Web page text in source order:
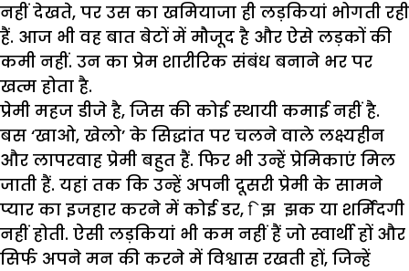
नहीं देखते, पर उस का खमियाजा ही लड़कियां भोगती रही
हैं. आज भी वह बात बेटों में मौजूद है और ऐसे लड़कों की
कमी नहीं. उन का प्रेम शारीरिक संबंध बनाने भर पर
खत्म होता है.
प्रेमी महज डीजे है, जिस की कोई स्थायी कमाई नहीं है.
बस ‘खाओ, खेलो’ के सिद्धांत पर चलने वाले लक्ष्यहीन
और लापरवाह प्रेमी बहुत हैं. फिर भी उन्हें प्रेमिकाएं मिल
जाती हैं. यहां तक कि उन्हें अपनी दूसरी प्रेमी के सामने
प्यार का इजहार करने में कोई डर, ि झ झक या शर्मिंदगी
नहीं होती. ऐसी लड़कियां भी कम नहीं हैं जो स्वार्थी हों और
सिर्फ अपने मन की करने में विश्वास रखती हों, जिन्हें